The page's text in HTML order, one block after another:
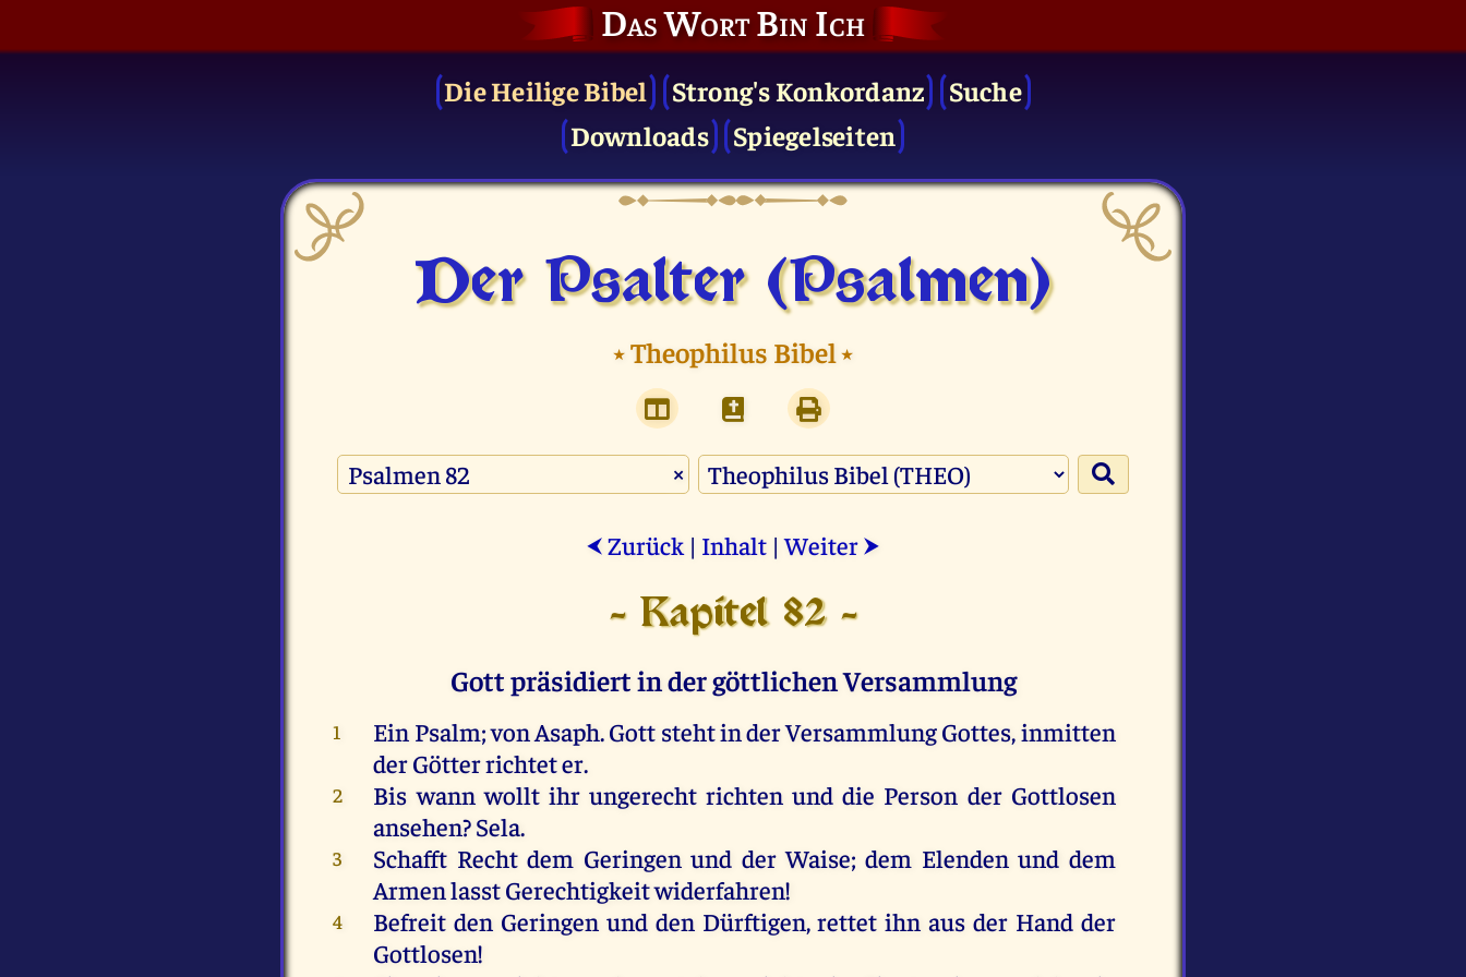
Das Wort Bin Ich
Die Heilige Bibel Strong's Konkordanz
Suche
Downloads
Spiegelseiten
Der Psalter (Psalmen)
⭑Theophilus Bibel⭑
×
⮜ Zurück | Inhalt |Weiter ⮞
- Kapitel 82 -
Gott präsidiert in der göttlichen Versammlung
1 Ein Psalm;von Asaph.Gott stehtinderVersammlungGottes, inmitten
derGötterrichteter.
2 Bis wann wollt ihr ungerecht richten und die Person der Gottlosen
ansehen?Sela.
3 Schafft Recht dem Geringen und der Waise;dem Elenden und dem
ArmenlasstGerechtigkeitwiderfahren!
4 Befreitden Geringen und den Dürftigen, rettetihn aus der Hand der
Gottlosen!